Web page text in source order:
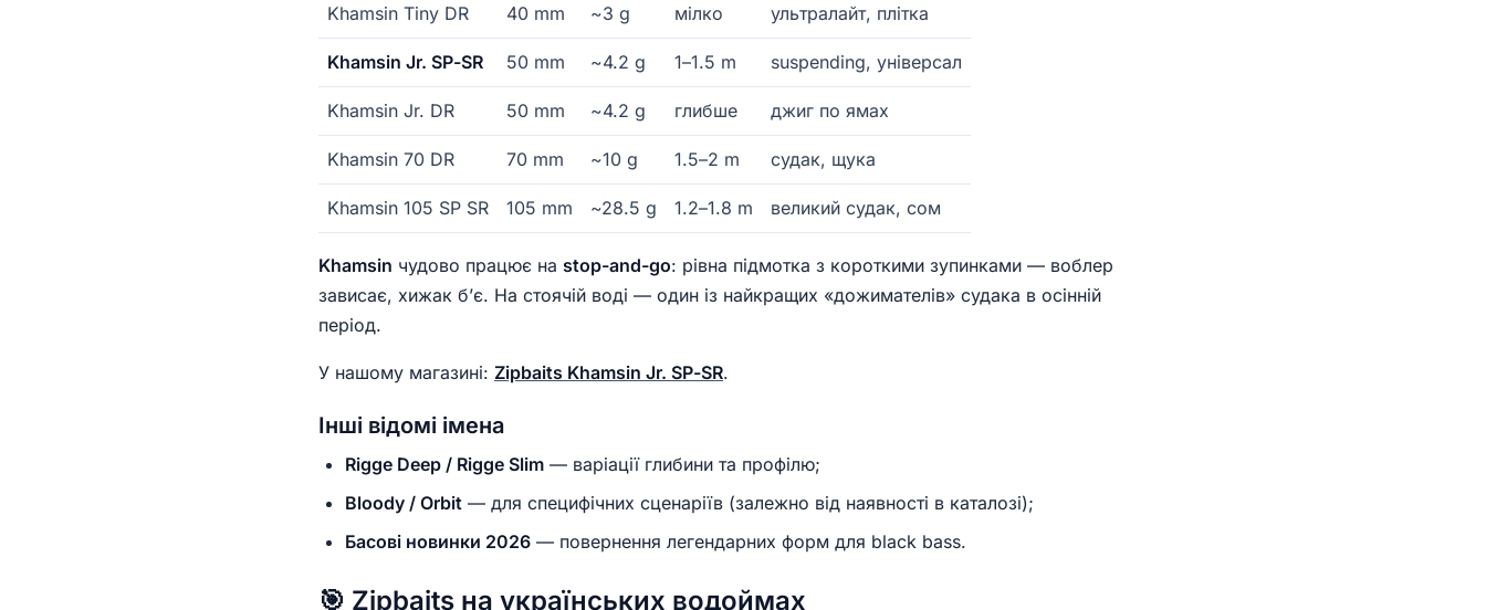
Khamsin Tiny DR 40 mm ~3 g мілко ультралайт, плітка
Khamsin Jr. SP-SR 50 mm ~4.2 g 1–1.5 m suspending, універсал
Khamsin Jr. DR 50 mm ~4.2 g глибше джиг по ямах
Khamsin 70 DR 70 mm ~10 g 1.5–2 m судак, щука
Khamsin 105 SP SR 105 mm ~28.5 g 1.2–1.8 m великий судак, сом
Khamsin чудово працює на stop-and-go: рівна підмотка з короткими зупинками — воблер
зависає, хижак б’є. На стоячій воді — один із найкращих «дожимателів» судака в осінній
період.
У нашому магазині: Zipbaits Khamsin Jr. SP-SR.
Інші відомі імена
Rigge Deep / Rigge Slim — варіації глибини та профілю;
Bloody / Orbit — для специфічних сценаріїв (залежно від наявності в каталозі);
Басові новинки 2026 — повернення легендарних форм для black bass.
🎯 Zipbaits на українських водоймах